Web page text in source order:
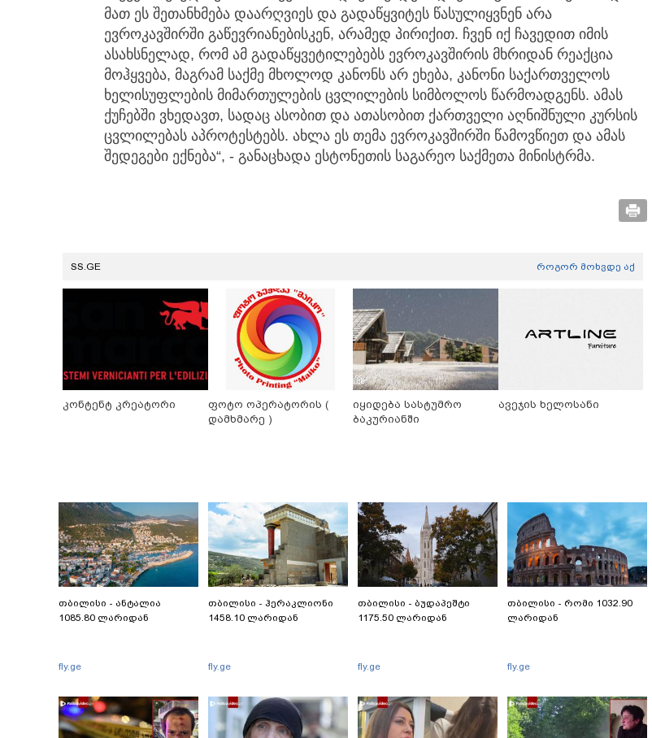
მათ ეს შეთანხმება დაარღვიეს და გადაწყვიტეს წასულიყვნენ არა
ევროკავშირში გაწევრიანებისკენ, არამედ პირიქით. ჩვენ იქ ჩავედით იმის
ასახსნელად, რომ ამ გადაწყვეტილებებს ევროკავშირის მხრიდან რეაქცია
მოჰყვება, მაგრამ საქმე მხოლოდ კანონს არ ეხება, კანონი საქართველოს
ხელისუფლების მიმართულების ცვლილების სიმბოლოს წარმოადგენს. ამას
ქუჩებში ვხედავთ, სადაც ასობით და ათასობით ქართველი აღნიშნული კურსის
ცვლილებას აპროტესტებს. ახლა ეს თემა ევროკავშირში წამოვწიეთ და ამას
შედეგები ექნება“, - განაცხადა ესტონეთის საგარეო საქმეთა მინისტრმა.
SS.GE როგორ მოხვდე აქ
კონტენტ კრეატორი
ფოტო ოპერატორის (
დამხმარე )
იყიდება სასტუმრო
ბაკურიანში
ავეჯის ხელოსანი
თბილისი - ანტალია
1085.80 ლარიდან
fly.ge
თბილისი - ჰერაკლიონი
1458.10 ლარიდან
fly.ge
თბილისი - ბუდაპეშტი
1175.50 ლარიდან
fly.ge
თბილისი - რომი 1032.90
ლარიდან
fly.ge